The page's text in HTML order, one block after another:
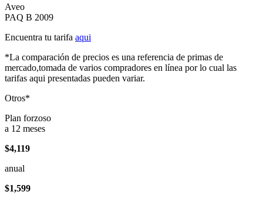
Aveo
PAQ B 2009
Encuentra tu tarifa aqui
*La comparación de precios es una referencia de primas de
mercado,tomada de varios compradores en línea por lo cual las
tarifas aqui presentadas pueden variar.
Otros*
Plan forzoso
a 12 meses
$4,119
anual
$1,599